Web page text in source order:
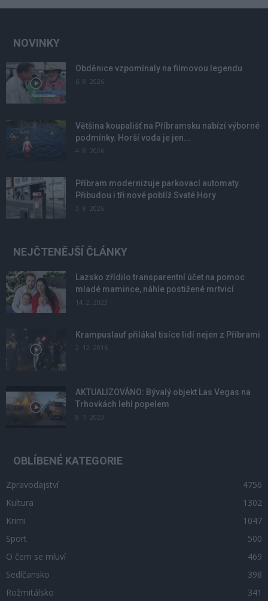
NOVINKY
Obděnice vzpomínaly na filmovou legendu
6. 8. 2026
Většina koupališť na Příbramsku nabízí výborné
podmínky. Horší voda je jen...
4. 8. 2026
Příbram modernizuje parkovací automaty.
Přibudou i tři nové poblíž Svaté Hory
3. 8. 2026
NEJČTENĚJŠÍ ČLÁNKY
Lazsko zřídilo transparentní účet na pomoc
mladé mamince, náhle postižené mrtvicí
14. 2. 2023
Krampuslauf přilákal tisíce lidí nejen z Příbrami
2. 12. 2016
AKTUALIZOVÁNO: Bývalý objekt Las Vegas na
Trhovkách lehl popelem
8. 7. 2023
OBLÍBENÉ KATEGORIE
Zpravodajství
4756
Kultura
1302
Krimi
1047
Sport
500
O čem se mluví
469
Sedlčansko
398
Rožmitálsko
341